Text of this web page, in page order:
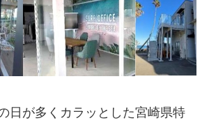
日が多くカラッとした宮崎県特